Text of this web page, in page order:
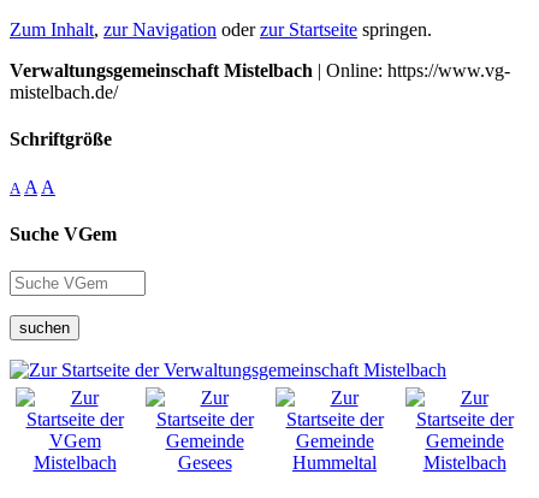
Zum Inhalt, zur Navigation oderzur Startseite springen.
Verwaltungsgemeinschaft Mistelbach | Online: https://www.vg-
mistelbach.de/
Schriftgröße
A A A
Suche VGem
suchen